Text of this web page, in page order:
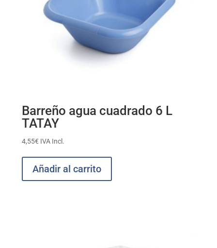
Barreño agua cuadrado 6 L
TATAY
4,55€ IVA Incl.
Añadir al carrito